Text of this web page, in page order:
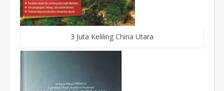
3 Juta Keliling China Utara